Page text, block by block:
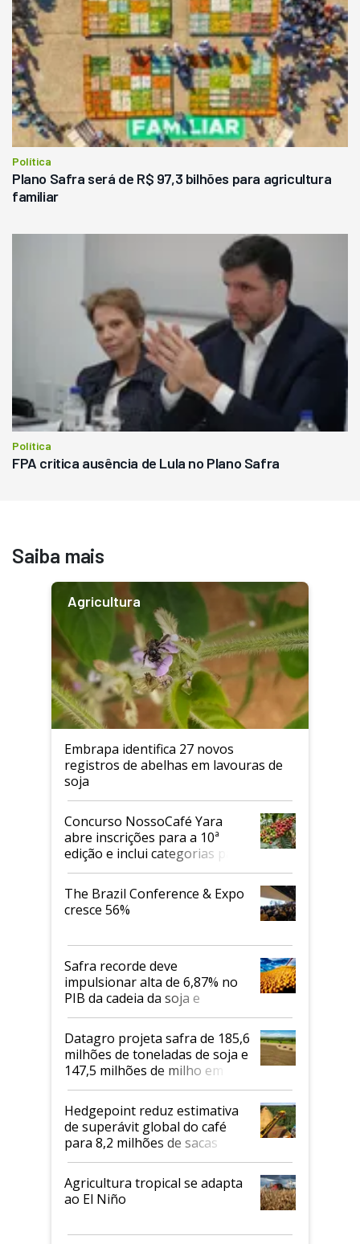
Política
Plano Safra será de R$ 97,3 bilhões para agricultura
familiar
Política
FPA critica ausência de Lula no Plano Safra
Saiba mais
Agricultura
Embrapa identifica 27 novos
registros de abelhas em lavouras de
soja
Concurso NossoCafé Yara
abre inscrições para a 10ª
edição e inclui categorias para
cafés Canephora
The Brazil Conference & Expo
cresce 56%
Safra recorde deve
impulsionar alta de 6,87% no
PIB da cadeia da soja e
biodiesel em 2026
Datagro projeta safra de 185,6
milhões de toneladas de soja e
147,5 milhões de milho em
2026/27
Hedgepoint reduz estimativa
de superávit global do café
para 8,2 milhões de sacas
Agricultura tropical se adapta
ao El Niño